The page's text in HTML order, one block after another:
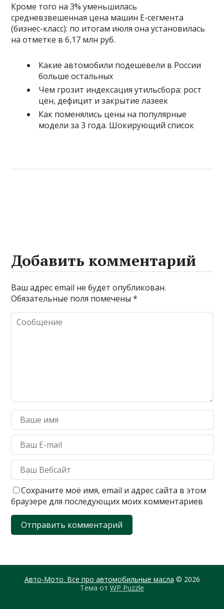
Кроме того на 3% уменьшилась
средневзвешенная цена машин Е-сегмента
(бизнес-класс): по итогам июля она установилась
на отметке в 6,17 млн руб.
Какие автомобили подешевели в России
больше остальных
Чем грозит индексация утильсбора: рост
цен, дефицит и закрытие лазеек
Как поменялись цены на популярные
модели за 3 года. Шокирующий список
Добавить комментарий
Ваш адрес email не будет опубликован.
Обязательные поля помечены*
Сохраните моё имя, email и адрес сайта в этом
браузере для последующих моих комментариев
Авто-Мото. Все про автомобильные масла © 2026
Тема от WP Puzzle